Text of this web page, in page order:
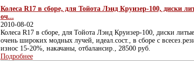
Колеса R17 в сборе, для Тойота Лэнд Круизер-100, диски
оч...
2010-08-02
Колеса R17 в сборе, для Тойота Лэнд Круизер-100, диски
очень широких модных лучей, идеал.сост., в сборе с
износ 15-20%, накачаны, отбалансир., 28500 руб.
Подробнее